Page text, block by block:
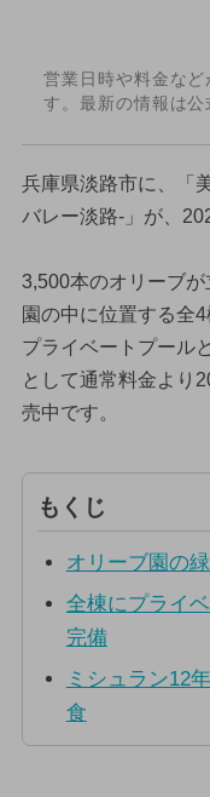
営業日時や料金な
す。最新の情報は公
兵庫県淡路市に、「
バレー淡路-」が、
3,500本のオリーブ
園の中に位置する全
プライベートプール
として通常料金より
売中です。
もくじ
オリーブ園の
全棟にプライ
完備
ミシュラン12
食